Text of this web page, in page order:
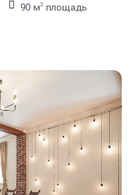
90 м2 площадь